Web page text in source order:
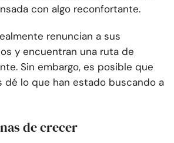
con algo reconfortante.
renuncian a sus
y encuentran una ruta de
Sin embargo, es posible que
dé lo que han estado buscando a
de crecer